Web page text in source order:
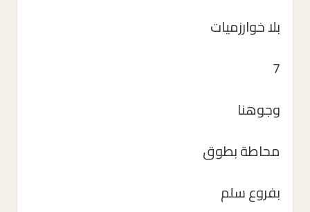
بلا خوارزميات
7
وجوهنا
محاطة بطوق
بفروع سلم